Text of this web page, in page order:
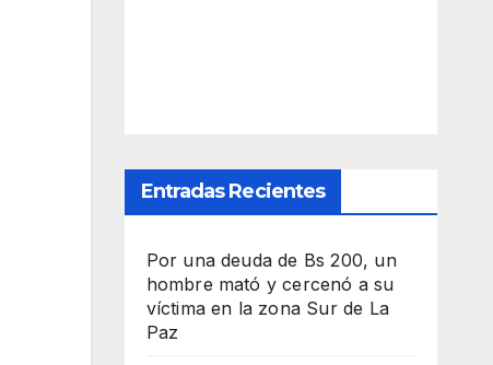
Entradas Recientes
Por una deuda de Bs 200, un
hombre mató y cercenó a su
víctima en la zona Sur de La
Paz